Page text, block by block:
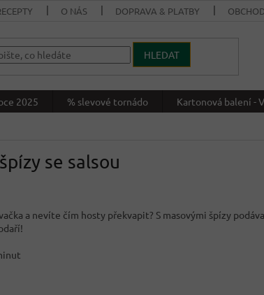
O NÁS DOPRAVA & PLATBY
HLEDAT
2025 % slevové tornádo Kartonová balení -
se salsou
a nevíte čím hosty překvapit? S masovými špízy